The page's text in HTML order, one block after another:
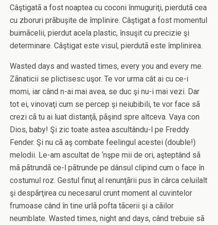
Câştigatã a fost noaptea cu coconi înmuguriţi, pierdutã cea
cu zboruri prãbuşite de împlinire. Câştigat a fost momentul
buimãcelii, pierdut acela plastic, însuşit cu precizie şi
determinare. Câştigat este visul, pierdutã este împlinirea.
Wasted days and wasted times, every you and every me.
Zãnaticii se plictisesc uşor. Te vor urma cât ai cu ce-i
momi, iar când n-ai mai avea, se duc şi nu-i mai vezi. Dar
tot ei, vinovaţi cum se percep şi neiubibili, te vor face sã
crezi cã tu ai luat distanţã, pãşind spre altceva. Vaya con
Dios, baby! Şi zic toate astea ascultându-l pe Freddy
Fender. Şi nu cã aş combate feelingul acestei (double!)
melodii. Le-am ascultat de ‘nşpe mii de ori, aşteptând sã
mã pãtrundã ce-l pãtrunde pe dânsul clipind cum o face în
costumul roz. Gestul finuţ al renunţãrii pus în cârca celuilalt
şi despãrţirea cu necesarul crunt moment al cuvintelor
frumoase când în tine urlã pofta tãcerii şi a cãilor
neumblate. Wasted times, night and days, când trebuie sã